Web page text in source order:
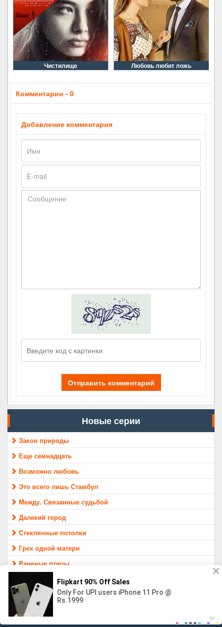
Чистилище Любовь любит ложь
Комментарии - 0
Добавление комментария
Отправить комментарий
Новые серии
Закон природы
Еще семнадцать
Возможно любовь
Это всего лишь Стамбул
Между. Связанные судьбой
Далекий город
Стеклянные потолки
Грех одной матери
Раненые птицы
МАТЕРИАЛ ПРЕДОСТАВЛЕН ТОЛЬКО ДЛЯ ОЗНАКОМЛЕНИЯ,